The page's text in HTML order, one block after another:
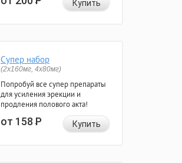
Купить
Супер набор
(2х160мг, 4х80мг)
Попробуй все супер препараты
для усиления эрекции и
продления полового акта!
от 158Р Купить